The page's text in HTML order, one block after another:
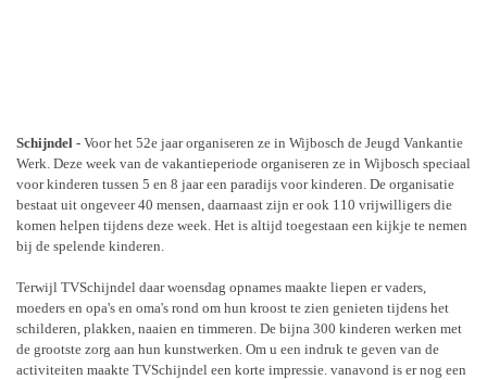
Schijndel - Voor het 52e jaar organiseren ze in Wijbosch de Jeugd Vankantie
Werk. Deze week van de vakantieperiode organiseren ze in Wijbosch speciaal
voor kinderen tussen 5 en 8 jaar een paradijs voor kinderen. De organisatie
bestaat uit ongeveer 40 mensen, daarnaast zijn er ook 110 vrijwilligers die
komen helpen tijdens deze week. Het is altijd toegestaan een kijkje te nemen
bij de spelende kinderen.
Terwijl TVSchijndel daar woensdag opnames maakte liepen er vaders,
moeders en opa's en oma's rond om hun kroost te zien genieten tijdens het
schilderen, plakken, naaien en timmeren. De bijna 300 kinderen werken met
de grootste zorg aan hun kunstwerken. Om u een indruk te geven van de
activiteiten maakte TVSchijndel een korte impressie. vanavond is er nog een